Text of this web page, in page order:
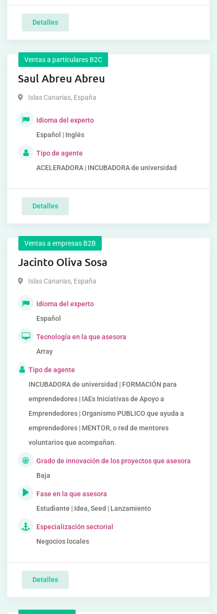
Detalles
Ventas a particulares B2C
Saul Abreu Abreu
Islas Canarias, España
Idioma del experto
Español | Inglés
Tipo de agente
ACELERADORA | INCUBADORA de universidad
Detalles
Ventas a empresas B2B
Jacinto Oliva Sosa
Islas Canarias, España
Idioma del experto
Español
Tecnología en la que asesora
Array
Tipo de agente
INCUBADORA de universidad | FORMACIÓN para
emprendedores | IAEs Iniciativas de Apoyo a
Emprendedores | Organismo PUBLICO que ayuda a
emprendedores | MENTOR, o red de mentores
voluntarios que acompañan.
Grado de innovación de los proyectos que asesora
Baja
Fase en la que asesora
Estudiante | Idea, Seed | Lanzamiento
Especialización sectorial
Negocios locales
Detalles